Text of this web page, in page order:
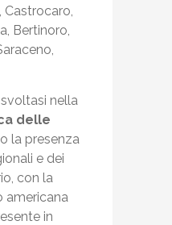
Castrocaro,
Bertinoro,
nella
delle
la presenza
e dei
con la
americana
in